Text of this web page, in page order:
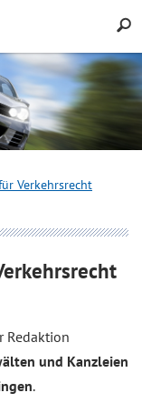
Search
Verkehrsrecht
Redaktion
und Kanzleien
.